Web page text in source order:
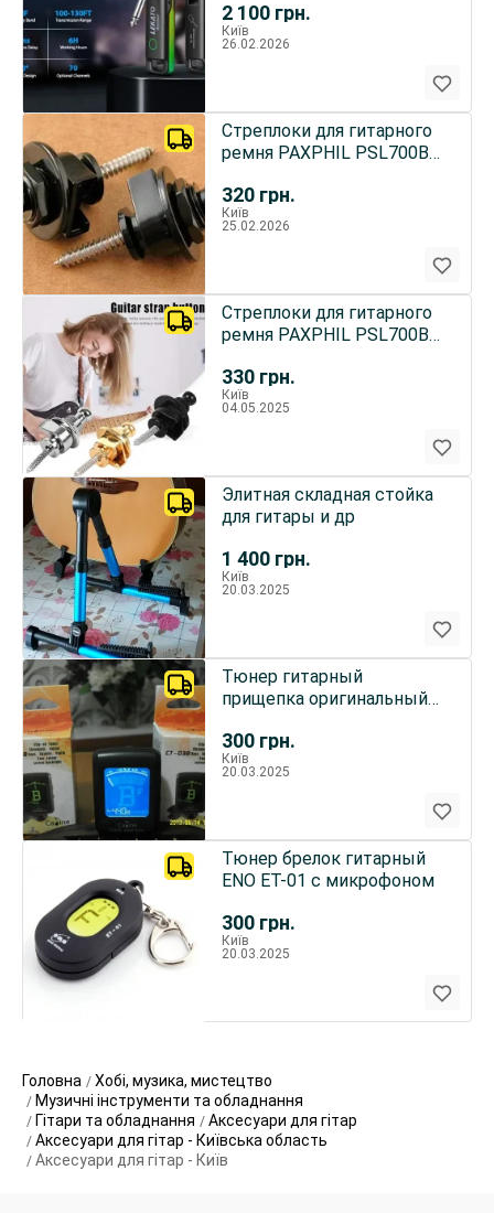
2 100 грн.
Київ
26.02.2026
320 грн.
Стреплоки для гитарного
ремня PAXPHIL PSL700B
Київ
25.02.2026
330 грн.
Стреплоки для гитарного
ремня PAXPHIL PSL700B
Київ
04.05.2025
1 400 грн.
Элитная складная стойка
для гитары и др
Київ
20.03.2025
300 грн.
Тюнер гитарный
прищепка оригинальный
Київ
20.03.2025
300 грн.
Тюнер брелок гитарный
ENO ET-01 с микрофоном
Київ
20.03.2025
Головна
Хобі, музика, мистецтво
Музичні інструменти та обладнання
Гітари та обладнання
Аксесуари для гітар
Аксесуари для гітар - Київська область
Аксесуари для гітар - Київ